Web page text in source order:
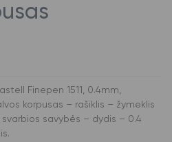
Finepen 1511, 0.4mm,
korpusas – rašiklis – žymeklis
svarbios savybės – dydis – 0.4